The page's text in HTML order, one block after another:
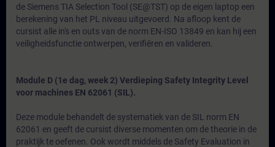
de Siemens TIA Selection Tool (SE@TST) op de eigen laptop een
berekening van het PL niveau uitgevoerd. Na afloop kent de
cursist alle in's en outs van de norm EN-ISO 13849 en kan hij een
veiligheidsfunctie ontwerpen, verifiëren en valideren.
Module D (1e dag, week 2) Verdieping Safety Integrity Level
voor machines EN 62061 (SIL).
Deze module behandelt de systematiek van de SIL norm EN
62061 en geeft de cursist diverse momenten om de theorie in de
praktijk te oefenen. Ook wordt middels de Safety Evaluation in